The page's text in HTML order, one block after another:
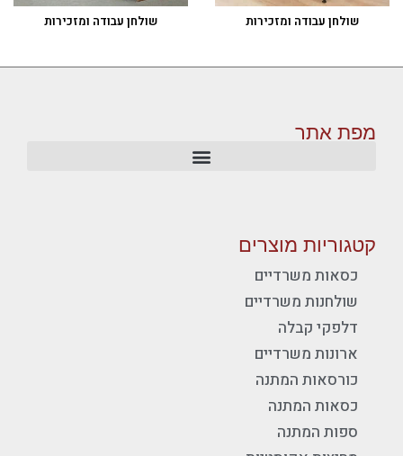
שולחן עבודה ומזכירות שולחן עבודה ומזכירות
מפת אתר
קטגוריות מוצרים
כסאות משרדיים
שולחנות משרדיים
דלפקי קבלה
ארונות משרדיים
כורסאות המתנה
כסאות המתנה
ספות המתנה